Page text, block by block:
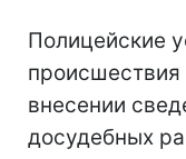
Полицейские
внесении
досудебных